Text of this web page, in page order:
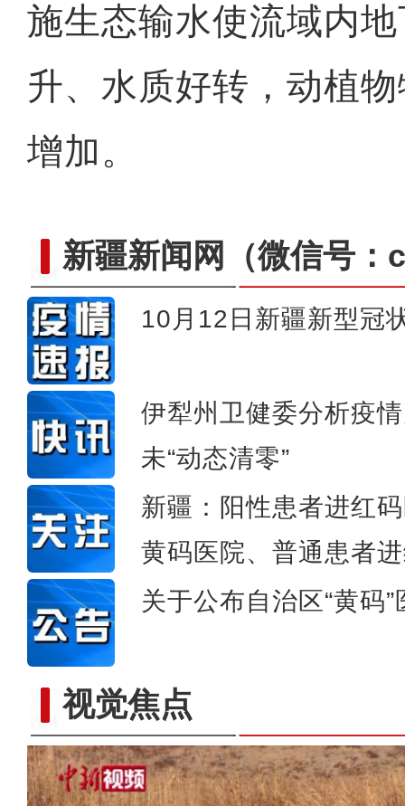
施生态输水使流域内
升、水质好转，动植
增加。
新疆新闻网 （微信号
10月12日新疆新型冠
伊犁州卫健委分析疫
未“动态清零”
新疆：阳性患者进红
黄码医院、普通患者
关于公布自治区“黄码
视觉焦点新疆阿勒泰市：宁静治